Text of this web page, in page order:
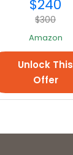
de
$240
$300
Amazon
Unlock This
Offer